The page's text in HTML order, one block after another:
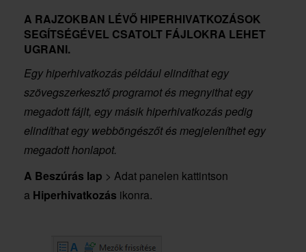
A RAJZOKBAN LÉVŐ HIPERHIVATKOZÁSOK
SEGÍTSÉGÉVEL CSATOLT FÁJLOKRA LEHET
UGRANI.
Egy hiperhivatkozás például elindíthat egy
szövegszerkesztő programot és megnyithat egy
megadott fájlt, egy másik hiperhivatkozás pedig
elindíthat egy webböngészőt és megjeleníthet egy
megadott honlapot.
A Beszúrás lap > Adat panelen kattintson
a Hiperhivatkozás ikonra.